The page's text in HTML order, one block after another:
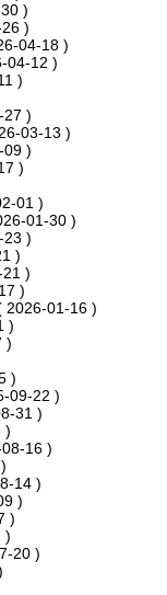
)
)
04-18 )
04-12 )
)
27 )
03-13 )
09 )
)
01 )
01-30 )
23 )
)
)
)
01-16 )
)
)
)
09-22 )
31 )
)
16 )
14 )
)
)
)
20 )